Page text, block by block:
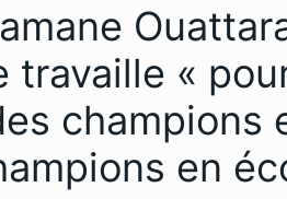
travaille «
champions
en